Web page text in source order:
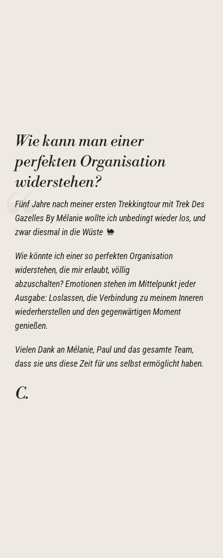
Wie kann man einer
perfekten Organisation
widerstehen?
Fünf Jahre nach meiner ersten Trekkingtour mit Trek Des
Gazelles By Mélanie wollte ich unbedingt wieder los, und
zwar diesmal in die Wüste 🐪
Wie könnte ich einer so perfekten Organisation
widerstehen, die mir erlaubt, völlig
abzuschalten?Emotionen stehen im Mittelpunkt jeder
Ausgabe: Loslassen, die Verbindung zu meinem Inneren
wiederherstellen und den gegenwärtigen Moment
genießen.
Vielen Dank an Mélanie, Paul und das gesamte Team,
dass sie uns diese Zeit für uns selbst ermöglicht haben.
C.